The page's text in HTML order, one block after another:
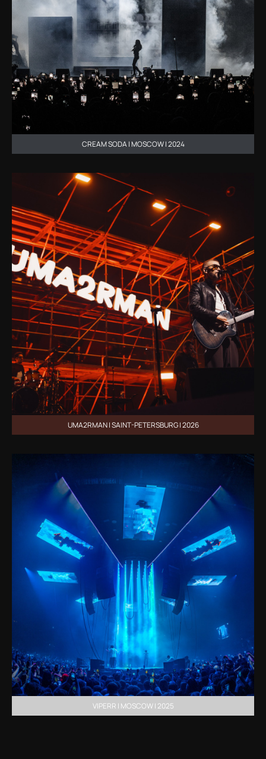
CREAM SODA | MOSCOW | 2024
UMA2RMAN | SAINT-PETERSBURG | 2026
VIPERR | MOSCOW | 2025